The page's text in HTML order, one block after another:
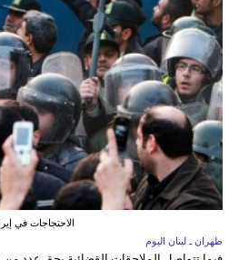
الاحتجاجات في
طهران ـ لبنان اليوم